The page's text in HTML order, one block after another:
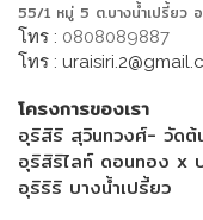
55/1 หมู่ 5 ต.บางน้ำเปรี้ยว อ
โทร : 0808089887
โทร :
โครงการของเรา
อุริสิริ สุวินทวงศ์- วัดต้
อุริสิริไลท์ ดอนทอง x
อุริริริ บางน้ำเปรี้ยว